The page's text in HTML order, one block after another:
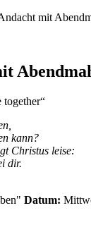
mit
together“
kann?
Christus leise:
dir.
Datum: